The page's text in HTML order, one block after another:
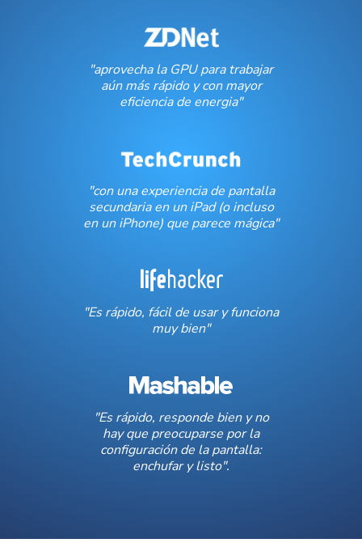
"aprovecha la GPU para trabajar
aún más rápido y con mayor
eficiencia de energia"
"con una experiencia de pantalla
secundaria en un iPad (o incluso
en un iPhone) que parece mágica"
"Es rápido, fácil de usar y funciona
muy bien"
"Es rápido, responde bien y no
hay que preocuparse por la
configuración de la pantalla:
enchufar y listo".